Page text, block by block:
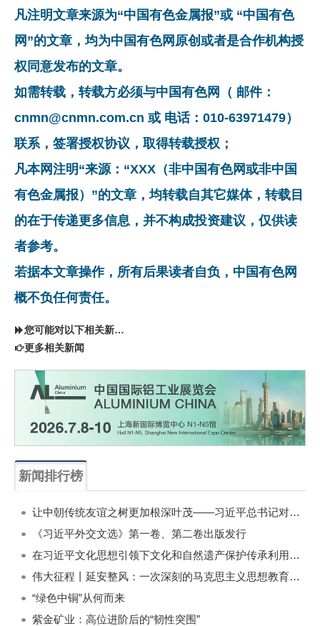
凡注明文章来源为“中国有色金属报”或 “中国有色
网”的文章，均为中国有色网原创或者是合作机构授
权同意发布的文章。
如需转载，转载方必须与中国有色网（ 邮件：
cnmn@cnmn.com.cn 或 电话：010-63971479）
联系，签署授权协议，取得转载授权；
凡本网注明“来源：“XXX（非中国有色网或非中国
有色金属报）”的文章，均转载自其它媒体，转载目
的在于传递更多信息，并不构成投资建议，仅供读
者参考。
若据本文章操作，所有后果读者自负，中国有色网
概不负任何责任。
您可能对以下相关新闻同样感兴趣
更多相关新闻
新闻排行榜
让中朝传统友谊之树更加根深叶茂——习近平总书记对朝鲜进行国事访问纪实
《习近平外交文选》第一卷、第二卷出版发行
在习近平文化思想引领下文化和自然遗产保护传承利用工作开创新局面
伟大征程丨延安整风：一次深刻的马克思主义思想教育运动
“绿色中铜”从何而来
紫金矿业：高位进阶后的“韧性突围”